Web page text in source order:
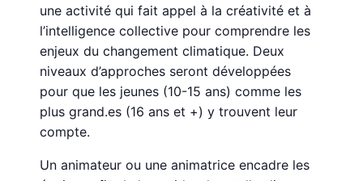
une activité qui fait appel à la créativité et à
l’intelligence collective pour comprendre les
enjeux du changement climatique. Deux
niveaux d’approches seront développées
pour que les jeunes (10-15 ans) comme les
plus grand.es (16 ans et +) y trouvent leur
compte.
Un animateur ou une animatrice encadre les